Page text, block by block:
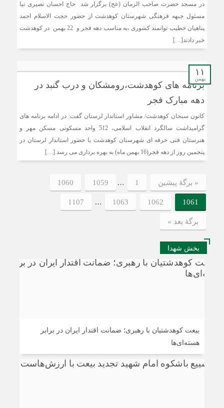
در مسجد حضرت صاحب الزمان (عج) برگزار شد حاج احسان نصیری نیا
مسئول جبهه فرهنگی شهرستان کوهدشت از حضور حجت الاسلام احمد
پناهیان خطیب توانمند کشوری ،به مناسب دهه فجر و 22 بهمن در کوهدشت
خبر دادند[…]
۱۱
بهمن
برنامه های کوهدشت،رومشکان و درب گنبد در
دهه مبارک فجر
کانون سبحان کوهدشت/ مشاور استاندار لرستان گفت: در ادامه برنامه های
گرامیداشت سالگرد انقلاب اسلامی، 512 واحد مسکونی مسکن مهر و
هنرستان فنی حرفه ای شهرستان کوهدشت با حضور استاندار لرستان در
پنجمین روز از دهه فجر(16 بهمن ماه) به بهره برداری می رسد.[…]
« برگه‌ٔ پیشین 1
…
1059
1060
1061
1062
1063
…
1107
برگهٔ بعد »
بخش شهدا
بیعت کوهدشتیان با رهبری؛ ضمانت اقتدار ایران در برابر
هسته‌ای‌ها